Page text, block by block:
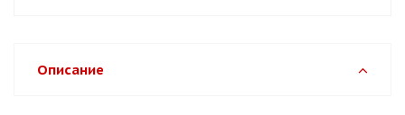
Описание